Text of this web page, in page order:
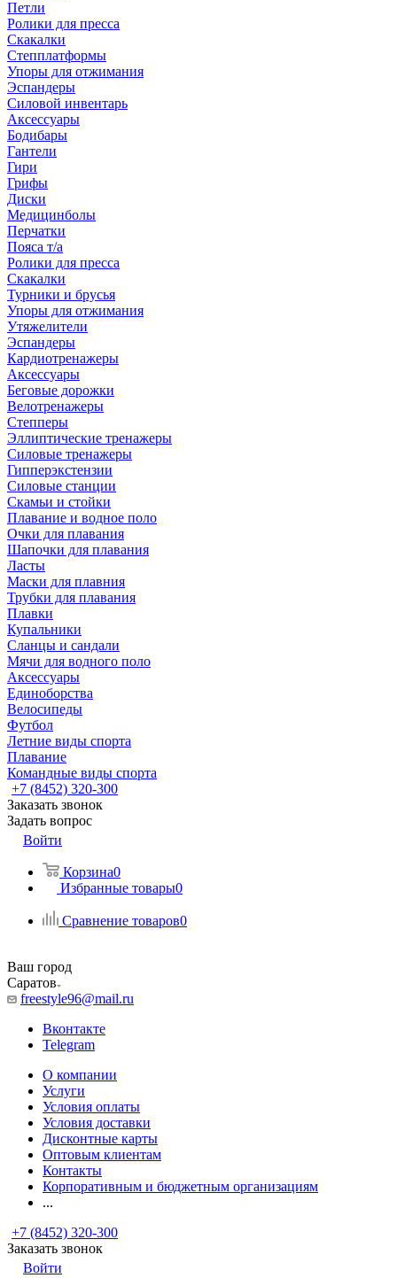
Петли
Ролики для пресса
Скакалки
Степплатформы
Упоры для отжимания
Эспандеры
Силовой инвентарь
Аксессуары
Бодибары
Гантели
Гири
Грифы
Диски
Медицинболы
Перчатки
Пояса т/а
Ролики для пресса
Скакалки
Турники и брусья
Упоры для отжимания
Утяжелители
Эспандеры
Кардиотренажеры
Аксессуары
Беговые дорожки
Велотренажеры
Степперы
Эллиптические тренажеры
Силовые тренажеры
Гипперэкстензии
Силовые станции
Скамьи и стойки
Плавание и водное поло
Очки для плавания
Шапочки для плавания
Ласты
Маски для плавния
Трубки для плавания
Плавки
Купальники
Сланцы и сандали
Мячи для водного поло
Аксессуары
Единоборства
Велосипеды
Футбол
Летние виды спорта
Плавание
Командные виды спорта
+7 (8452) 320-300
Заказать звонок
Задать вопрос
Войти
Корзина0
Избранные товары0
Сравнение товаров0
Ваш город
Саратов
freestyle96@mail.ru
Вконтакте
Telegram
О компании
Услуги
Условия оплаты
Условия доставки
Дисконтные карты
Оптовым клиентам
Контакты
Корпоративным и бюджетным организациям
...
+7 (8452) 320-300
Заказать звонок
Войти